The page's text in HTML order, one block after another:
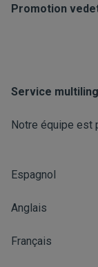
Promotion
Service
Notre équipe est
Espagnol
Anglais
Français